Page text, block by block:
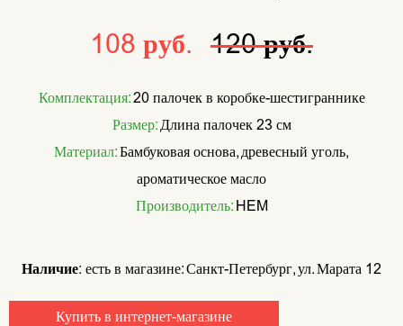
108 руб.
120 руб.
Комплектация:20 палочек в коробке-шестиграннике
Размер:Длина палочек 23 см
Материал:Бамбуковая основа, древесный уголь,
ароматическое масло
Производитель:HEM
Наличие: есть в магазине: Санкт-Петербург, ул. Марата 12
Купить в интернет-магазине